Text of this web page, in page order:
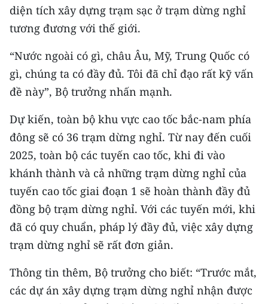
diện tích xây dựng trạm sạc ở trạm dừng nghỉ
tương đương với thế giới.
“Nước ngoài có gì, châu Âu, Mỹ, Trung Quốc có
gì, chúng ta có đầy đủ. Tôi đã chỉ đạo rất kỹ vấn
đề này”, Bộ trưởng nhấn mạnh.
Dự kiến, toàn bộ khu vực cao tốc bắc-nam phía
đông sẽ có 36 trạm dừng nghỉ. Từ nay đến cuối
2025, toàn bộ các tuyến cao tốc, khi đi vào
khánh thành và cả những trạm dừng nghỉ của
tuyến cao tốc giai đoạn 1 sẽ hoàn thành đầy đủ
đồng bộ trạm dừng nghỉ. Với các tuyến mới, khi
đã có quy chuẩn, pháp lý đầy đủ, việc xây dựng
trạm dừng nghỉ sẽ rất đơn giản.
Thông tin thêm, Bộ trưởng cho biết: “Trước mắt,
các dự án xây dựng trạm dừng nghỉ nhận được